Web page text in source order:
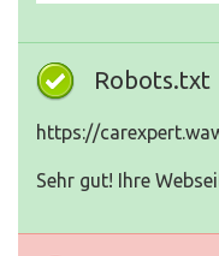
Robots.txt
https://
Sehr gut! Ihre